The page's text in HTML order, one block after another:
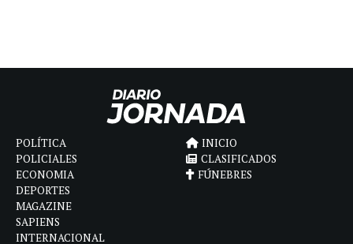
POLÍTICA
POLICIALES
ECONOMIA
DEPORTES
MAGAZINE
SAPIENS
INTERNACIONAL
INICIO
CLASIFICADOS
FÚNEBRES